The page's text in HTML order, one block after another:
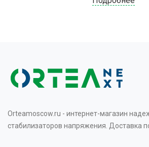
Orteamoscow.ru - интернет-магазин
стабилизаторов напряжения. Доставка